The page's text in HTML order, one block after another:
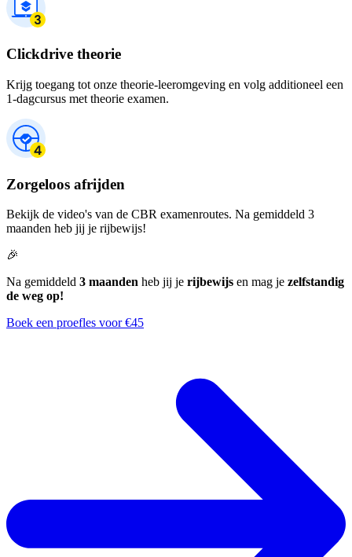
Clickdrive theorie
Krijg toegang tot onze theorie-leeromgeving en volg additioneel een
1-dagcursus met theorie examen.
Zorgeloos afrijden
Bekijk de video's van de CBR examenroutes. Na gemiddeld 3
maanden heb jij je rijbewijs!
🎉
Na gemiddeld 3 maanden heb jij je rijbewijs en mag je zelfstandig
de weg op!
Boek een proefles voor €45